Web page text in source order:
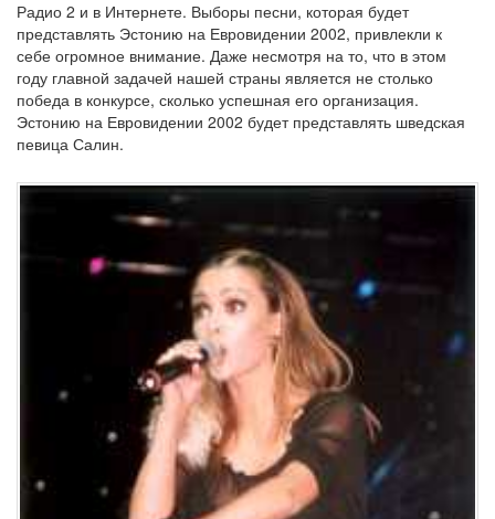
Радио 2 и в Интернете. Выборы песни, которая будет
представлять Эстонию на Евровидении 2002, привлекли к
себе огромное внимание. Даже несмотря на то, что в этом
году главной задачей нашей страны является не столько
победа в конкурсе, сколько успешная его организация.
Эстонию на Евровидении 2002 будет представлять шведская
певица Салин.